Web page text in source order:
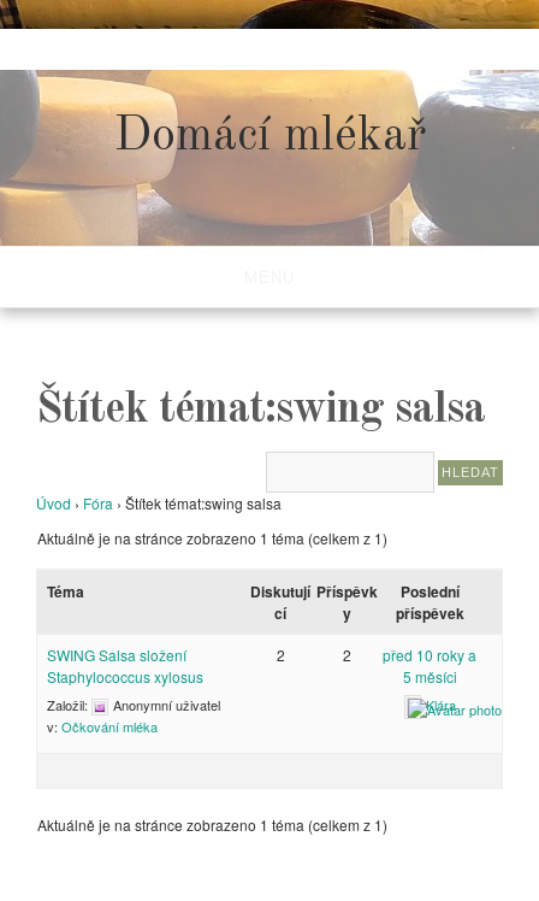
to
content
Domácí mlékař
Štítek témat:swing salsa
Úvod › Fóra › Štítek témat:swing salsa
Aktuálně je na stránce zobrazeno 1 téma (celkem z 1)
Téma
Diskutují
cí
Příspěvk
y
Poslední
příspěvek
SWING Salsa složení
Staphylococcus xylosus
Založil:
Anonymní uživatel
v: Očkování mléka
2 2
před 10 roky a
5 měsíci
Klára
Aktuálně je na stránce zobrazeno 1 téma (celkem z 1)